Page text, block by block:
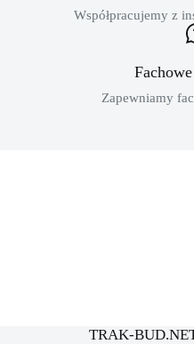
Współpracujemy z
Zapewniamy
TRAK-